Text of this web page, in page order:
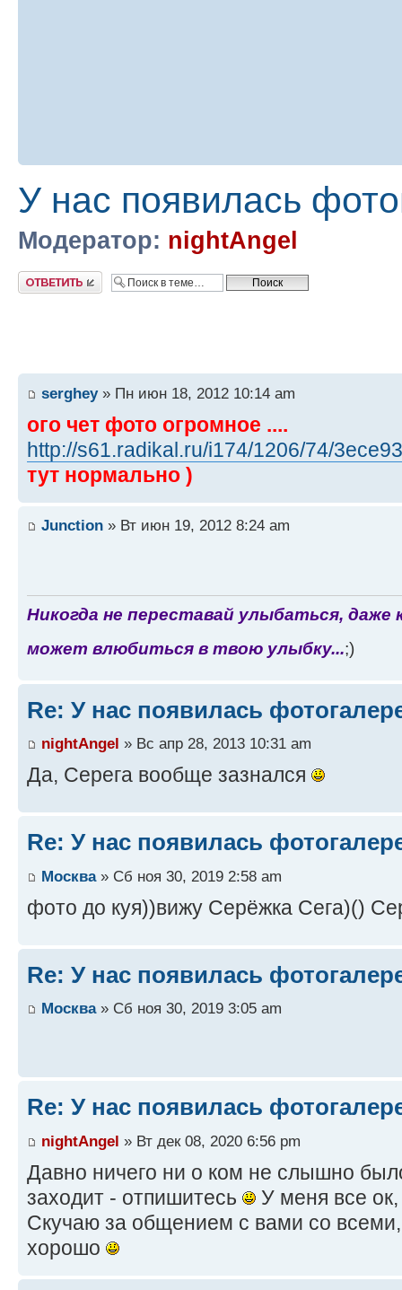
У нас появилась
Модератор: nightAngel
Ответить
serghey» Пн июн 18, 2012 10:14 am
ого чет фото огромное ....
http://s61.radikal.ru/i174/1206/74/
тут нормально )
Junction » Вт июн 19, 2012 8:24 am
Никогда не переставай улыбаться,
может влюбиться в твою улыбку...;)
Re: У нас появилась
nightAngel » Вс апр 28, 2013 10:31 am
Да, Серега вообще зазнался
Re: У нас появилась
Москва» Сб ноя 30, 2019 2:58 am
фото до куя))вижу Серёжка Сега)()
Re: У нас появилась
Москва» Сб ноя 30, 2019 3:05 am
Re: У нас появилась
nightAngel » Вт дек 08, 2020 6:56 pm
Давно ничего ни о ком не слышно
заходит - отпишитесь
У меня все
Скучаю за общением с вами со
хорошо